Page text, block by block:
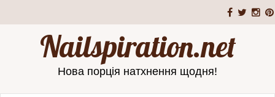
Nailspiration.net
Нова порція натхнення щодня!